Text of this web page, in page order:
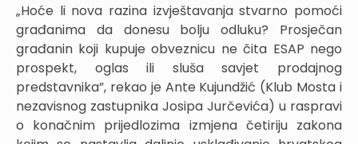
„Hoće li nova razina izvještavanja stvarno pomoći
građanima da donesu bolju odluku? Prosječan
građanin koji kupuje obveznicu ne čita ESAP nego
prospekt, oglas ili sluša savjet prodajnog
predstavnika”, rekao je Ante Kujundžić (Klub Mosta i
nezavisnog zastupnika Josipa Jurčevića) u raspravi
o konačnim prijedlozima izmjena četiriju zakona